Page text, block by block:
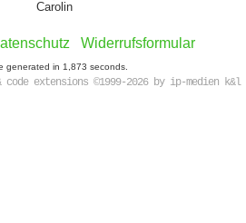
Carolin
Widerrufsformular
generated in 1,873 seconds.
code extensions ©1999-2026 by ip-medien